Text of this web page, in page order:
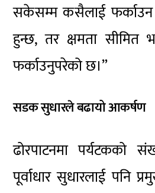
सकेसम्म कसैलाई फर्काउन
हुन्छ, तर क्षमता सीमित
फर्काउनुपरेको छ।”
सडक सुधारले बढायो आकर्षण
ढोरपाटनमा पर्यटकको
पूर्वाधार सुधारलाई पनि